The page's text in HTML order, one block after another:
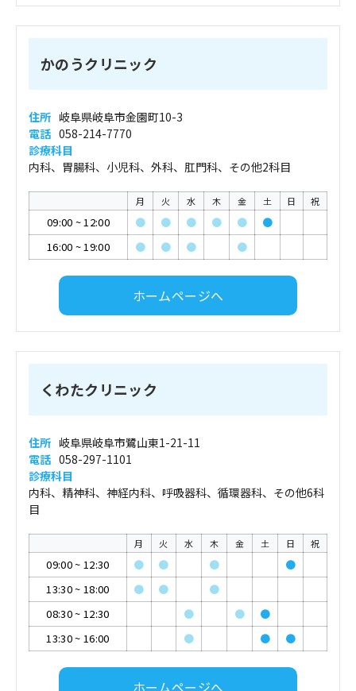
かのうクリニック
住所 岐阜県岐阜市金園町10-3
電話 058-214-7770
診療科目
内科、胃腸科、小児科、外科、肛門科、その他2科目
月 火 水 木 金 土 日 祝
09:00 ~12:00 ● ● ● ● ●
●
16:00 ~19:00 ● ● ● ●
ホームページへ
くわたクリニック
住所 岐阜県岐阜市鷺山東1-21-11
電話 058-297-1101
診療科目
内科、精神科、神経内科、呼吸器科、循環器科、その他6科
目
月 火 水 木 金 土 日 祝
09:00~ 12:30 ● ● ●
●
13:30~ 18:00 ● ●
●
08:30~ 12:30 ● ●
●
13:30~ 16:00 ● ● ●
ホームページへ